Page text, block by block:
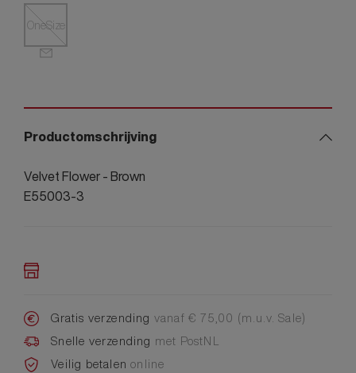
OneSize
Productomschrijving
Velvet Flower - Brown
E55003-3
Gratis verzending vanaf € 75,00 (m.u.v. Sale)
Snelle verzending met PostNL
Veilig betalenonline